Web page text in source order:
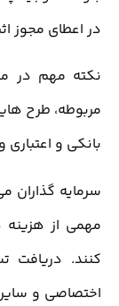
در اعطای مجوز
نکته مهم در
مربوطه، طرح
بانکی و
سرمایه گذاران
مهمی از هزینه
کنند. دریافت
اختصاصی و